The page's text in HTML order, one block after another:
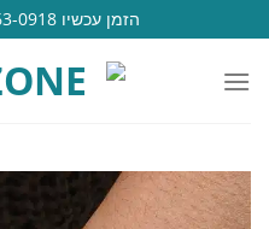
to
content
הזמן עכשיו 055-663-0918 MENZONE